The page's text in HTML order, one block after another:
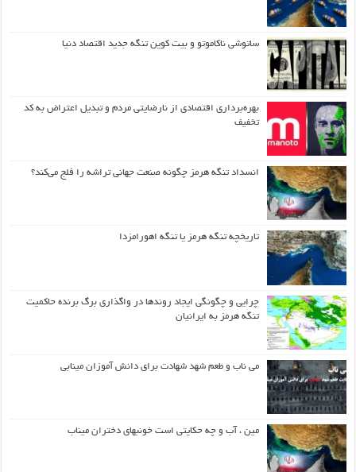
ساتوشی ناکاموتو و بیت کوین تنگه جدید اقتصاد دنیا
بهره‌برداری اقتصادی از نارضایتی مردم و تبدیل اعتراض به کد
تخفیف
انسداد تنگه هرمز چگونه صنعت جهانی تراشه را فلج می‌کند؟
تاریخچه تنگه هرمز یا تنگه اهورامزدا
چرایی و چگونگی ایجاد روندها در واگذاری برگ برنده حاکمیت
تنگه هرمز به ایرانیان
می ناب و طعم شهد شهادت برای دانش آموزان مینابی
مین ، آب و چه حکایتی است خونبهای دختران میناب